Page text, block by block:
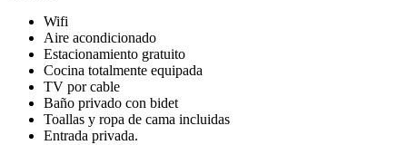
Wifi
Aire acondicionado
Estacionamiento gratuito
Cocina totalmente equipada
TV por cable
Baño privado con bidet
Toallas y ropa de cama incluidas
Entrada privada.